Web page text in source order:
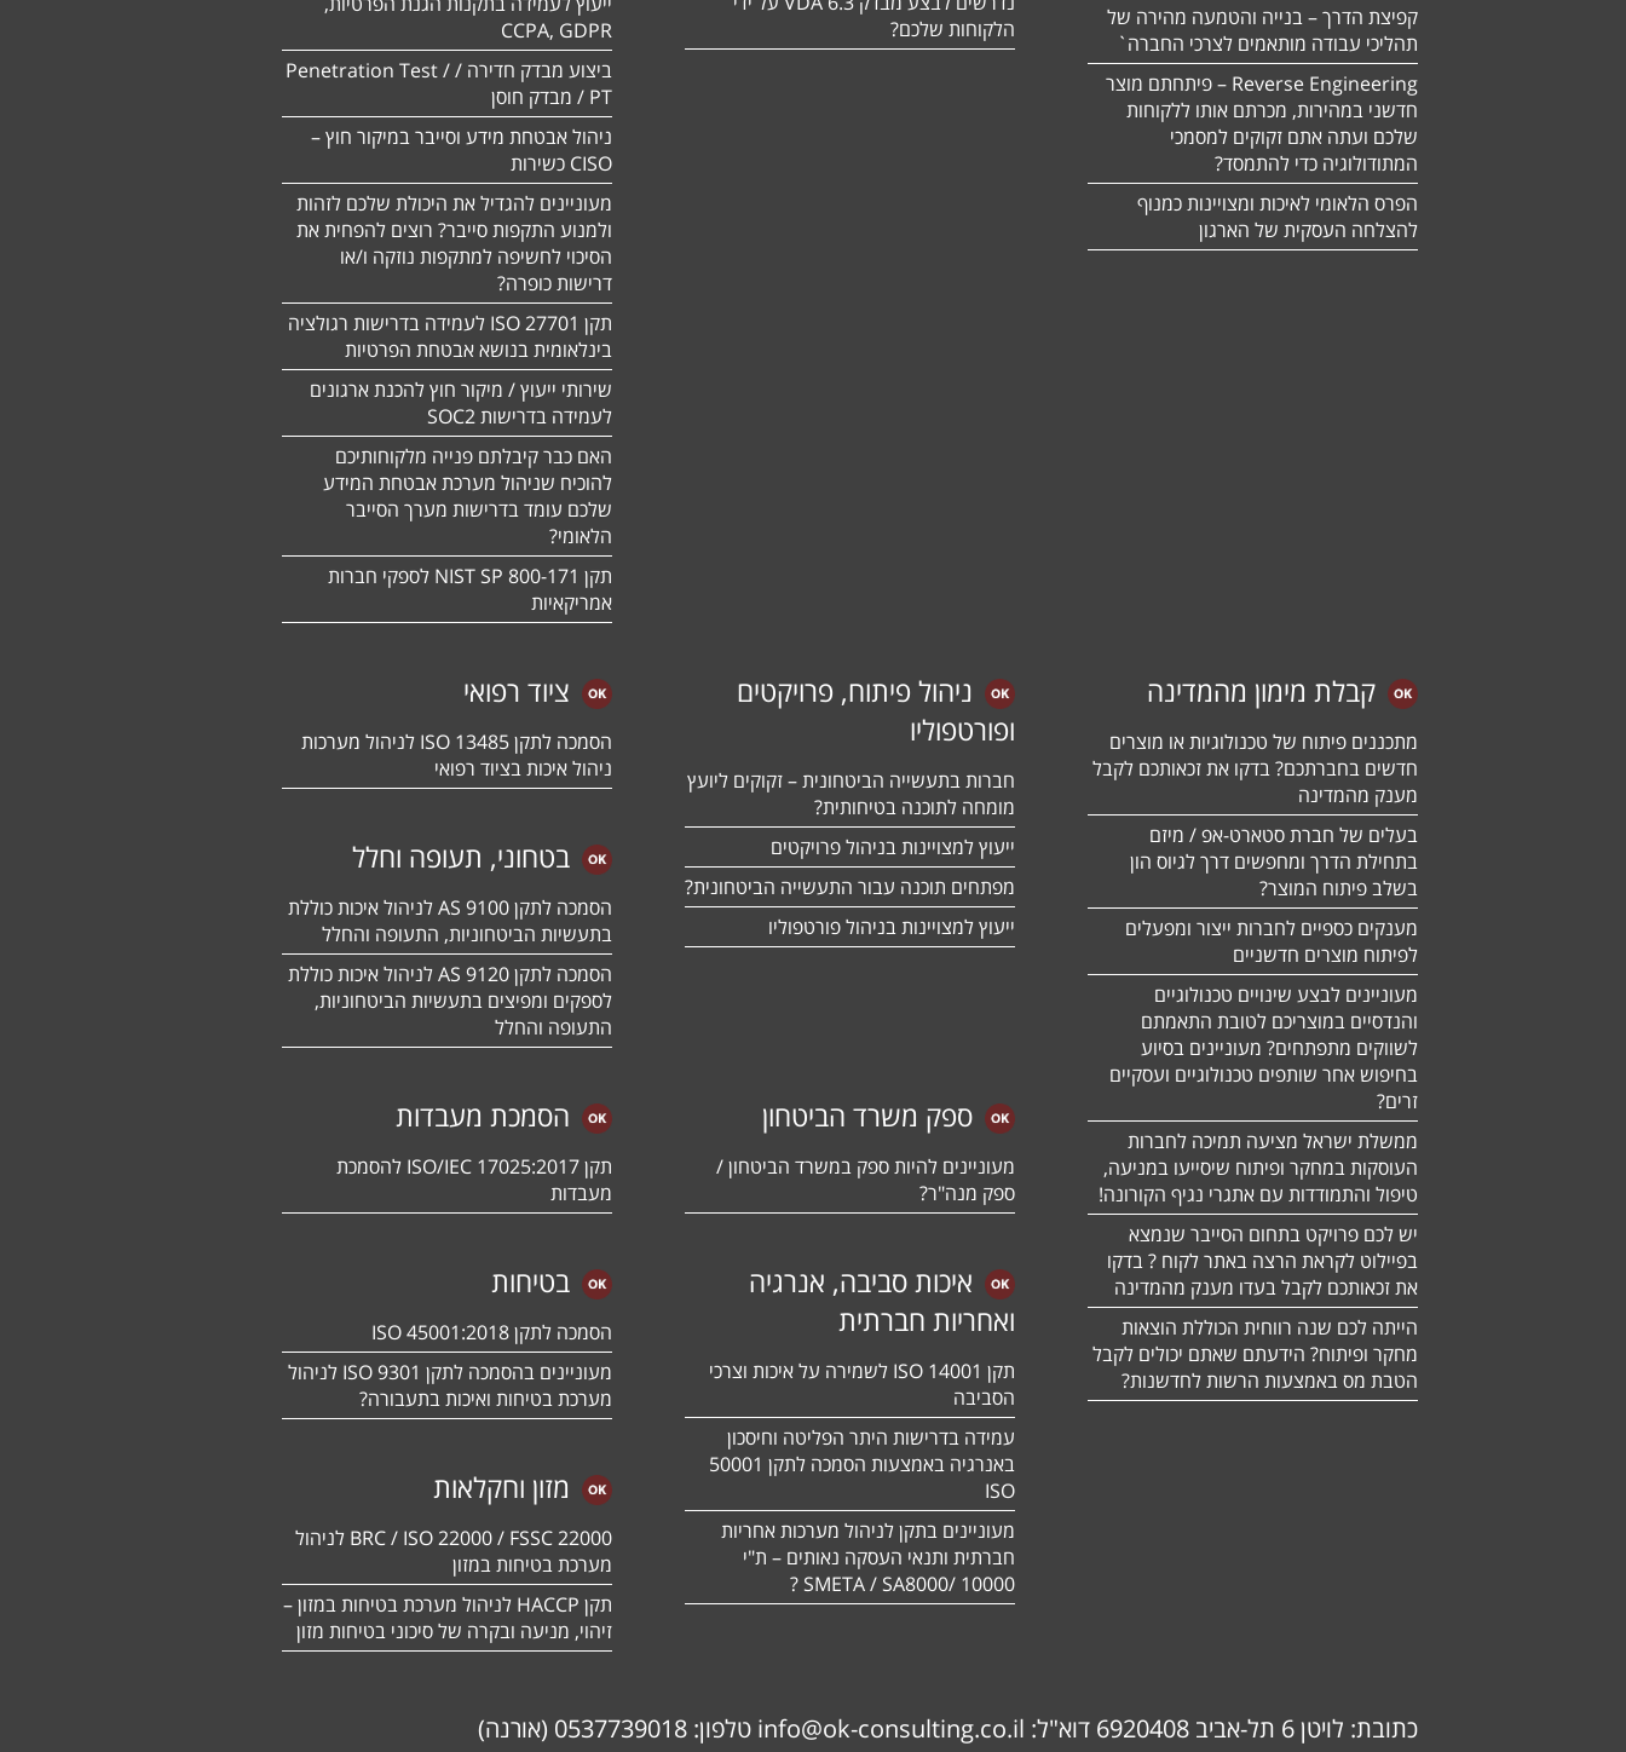
קפיצת הדרך – בנייה והטמעה מהירה של
תהליכי עבודה מותאמים לצרכי החברה`
Reverse Engineering – פיתחתם מוצר
חדשני במהירות, מכרתם אותו ללקוחות
שלכם ועתה אתם זקוקים למסמכי
המתודולוגיה כדי להתמסד?
הפרס הלאומי לאיכות ומצויינות כמנוף
להצלחה העסקית של הארגון
הלקוחות שלכם?
CCPA, GDPR
ביצוע מבדק חדירה / Penetration Test /
PT / מבדק חוסן
ניהול אבטחת מידע וסייבר במיקור חוץ –
CISO כשירות
מעוניינים להגדיל את היכולת שלכם לזהות
ולמנוע התקפות סייבר? רוצים להפחית את
הסיכוי לחשיפה למתקפות נוזקה ו/או
דרישות כופרה?
תקן 27701 ISO לעמידה בדרישות רגולציה
בינלאומית בנושא אבטחת הפרטיות
שירותי ייעוץ / מיקור חוץ להכנת ארגונים
לעמידה בדרישות SOC2
האם כבר קיבלתם פנייה מלקוחותיכם
להוכיח שניהול מערכת אבטחת המידע
שלכם עומד בדרישות מערך הסייבר
הלאומי?
תקן NIST SP 800-171 לספקי חברות
אמריקאיות
קבלת מימון מהמדינה
מתכננים פיתוח של טכנולוגיות או מוצרים
חדשים בחברתכם? בדקו את זכאותכם לקבל
מענק מהמדינה
בעלים של חברת סטארט-אפ / מיזם
בתחילת הדרך ומחפשים דרך לגיוס הון
בשלב פיתוח המוצר?
מענקים כספיים לחברות ייצור ומפעלים
לפיתוח מוצרים חדשניים
מעוניינים לבצע שינויים טכנולוגיים
והנדסיים במוצריכם לטובת התאמתם
לשווקים מתפתחים? מעוניינים בסיוע
בחיפוש אחר שותפים טכנולוגיים ועסקיים
זרים?
ממשלת ישראל מציעה תמיכה לחברות
העוסקות במחקר ופיתוח שיסייעו במניעה,
טיפול והתמודדות עם אתגרי נגיף הקורונה!
יש לכם פרויקט בתחום הסייבר שנמצא
בפיילוט לקראת הרצה באתר לקוח ? בדקו
את זכאותכם לקבל בעדו מענק מהמדינה
הייתה לכם שנה רווחית הכוללת הוצאות
מחקר ופיתוח? הידעתם שאתם יכולים לקבל
הטבת מס באמצעות הרשות לחדשנות?
ניהול פיתוח, פרויקטים
ופורטפוליו
חברות בתעשייה הביטחונית – זקוקים ליועץ
מומחה לתוכנה בטיחותית?
ייעוץ למצויינות בניהול פרויקטים
מפתחים תוכנה עבור התעשייה הביטחונית?
ייעוץ למצויינות בניהול פורטפוליו
ציוד רפואי
הסמכה לתקן 13485 ISO לניהול מערכות
ניהול איכות בציוד רפואי
בטחוני, תעופה וחלל
הסמכה לתקן 9100 AS לניהול איכות כוללת
בתעשיות הביטחוניות, התעופה והחלל
הסמכה לתקן 9120 AS לניהול איכות כוללת
לספקים ומפיצים בתעשיות הביטחוניות,
התעופה והחלל
ספק משרד הביטחון
מעוניינים להיות ספק במשרד הביטחון /
ספק מנה"ר?
הסמכת מעבדות
תקן ISO/IEC 17025:2017 להסמכת
מעבדות
איכות סביבה, אנרגיה
ואחריות חברתית
תקן ISO 14001 לשמירה על איכות וצרכי
הסביבה
עמידה בדרישות היתר הפליטה וחיסכון
באנרגיה באמצעות הסמכה לתקן 50001
ISO
מעוניינים בתקן לניהול מערכות אחריות
חברתית ותנאי העסקה נאותים – ת"י
10000 /SMETA / SA8000 ?
בטיחות
הסמכה לתקן ISO 45001:2018
מעוניינים בהסמכה לתקן ISO 9301 לניהול
מערכת בטיחות ואיכות בתעבורה?
מזון וחקלאות
BRC / ISO 22000 / FSSC 22000 לניהול
מערכת בטיחות במזון
תקן HACCP לניהול מערכת בטיחות במזון –
זיהוי, מניעה ובקרה של סיכוני בטיחות מזון
כתובת: לויטן 6 תל-אביב 6920408 דוא"ל: info@ok-consulting.co.il טלפון: 0537739018 (אורנה)